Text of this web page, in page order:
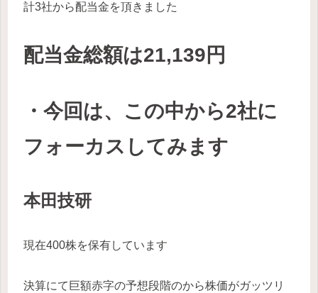
計3社から配当金を頂きました
配当金総額は21,139円
・今回は、この中から2社に
フォーカスしてみます
本田技研
現在400株を保有しています
決算にて巨額赤字の予想段階のから株価がガッツリ